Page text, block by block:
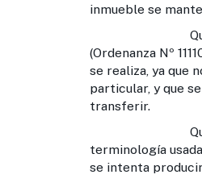
inmueble se
Que el
(Ordenanza Nº
se realiza, ya que
particular, y que
transferir.
Que la
terminología
se intenta